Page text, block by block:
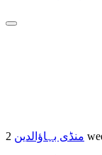
منڈی بہاؤالدین 2